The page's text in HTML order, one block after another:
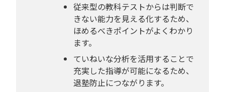
従来型の教科テストからは判断で
きない能力を見える化するため、
ほめるべきポイントがよくわかり
ます。
ていねいな分析を活用することで
充実した指導が可能になるため、
退塾防止につながります。